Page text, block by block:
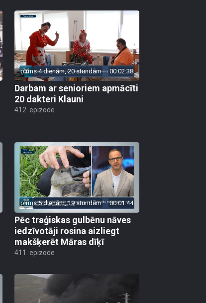
pirms 4 dienām, 20 stundām 00:02:38
Darbam ar senioriem apmācīti
20 dakteri Klauni
412. epizode
pirms 5 dienām, 19 stundām 00:01:44
Pēc traģiskas gulbēnu nāves
iedzīvotāji rosina aizliegt
makšķerēt Māras dīķī
411. epizode